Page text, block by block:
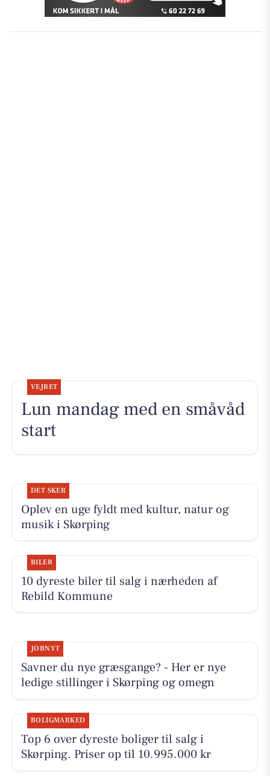
VEJRET
Lun mandag med en småvåd
start
DET SKER
Oplev en uge fyldt med kultur, natur og
musik i Skørping
BILER
10 dyreste biler til salg i nærheden af
Rebild Kommune
JOBNYT
Savner du nye græsgange? - Her er nye
ledige stillinger i Skørping og omegn
BOLIGMARKED
Top 6 over dyreste boliger til salg i
Skørping. Priser op til 10.995.000 kr